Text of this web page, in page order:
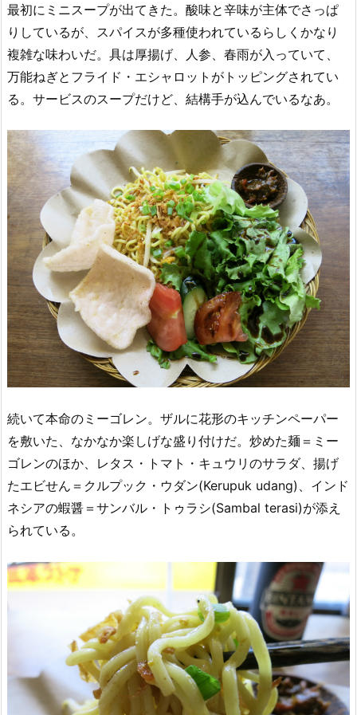
最初にミニスープが出てきた。酸味と辛味が主体でさっぱ
りしているが、スパイスが多種使われているらしくかなり
複雑な味わいだ。具は厚揚げ、人参、春雨が入っていて、
万能ねぎとフライド・エシャロットがトッピングされてい
る。サービスのスープだけど、結構手が込んでいるなあ。
続いて本命のミーゴレン。ザルに花形のキッチンペーパー
を敷いた、なかなか楽しげな盛り付けだ。炒めた麺＝ミー
ゴレンのほか、レタス・トマト・キュウリのサラダ、揚げ
たエビせん＝クルプック・ウダン(Kerupuk udang)、インド
ネシアの蝦醤＝サンバル・トゥラシ(Sambal terasi)が添え
られている。